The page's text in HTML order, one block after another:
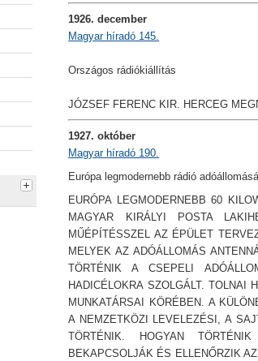
1926. december
Magyar híradó 145.
Országos rádiókiállítás
JÓZSEF FERENC KIR. HERCEG
1927. október
Magyar híradó 190.
Európa legmodernebb rádió
EURÓPA LEGMODERNEBB 60
MAGYAR KIRÁLYI POSTA
MŰÉPÍTÉSSZEL AZ ÉPÜLET
MELYEK AZ ADÓÁLLOMÁS
TÖRTÉNIK A CSEPELI
HADICÉLOKRA SZOLGÁLT. TOLNAI
MUNKATÁRSAI KÖRÉBEN. A
A NEMZETKÖZI LEVELEZÉSI, A
TÖRTÉNIK. HOGYAN
BEKAPCSOLJÁK ÉS ELLENŐRZIK